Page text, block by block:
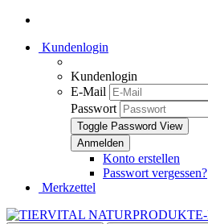
Kundenlogin
Kundenlogin
E-Mail
Passwort
Toggle Password View
Konto erstellen
Passwort vergessen?
Merkzettel